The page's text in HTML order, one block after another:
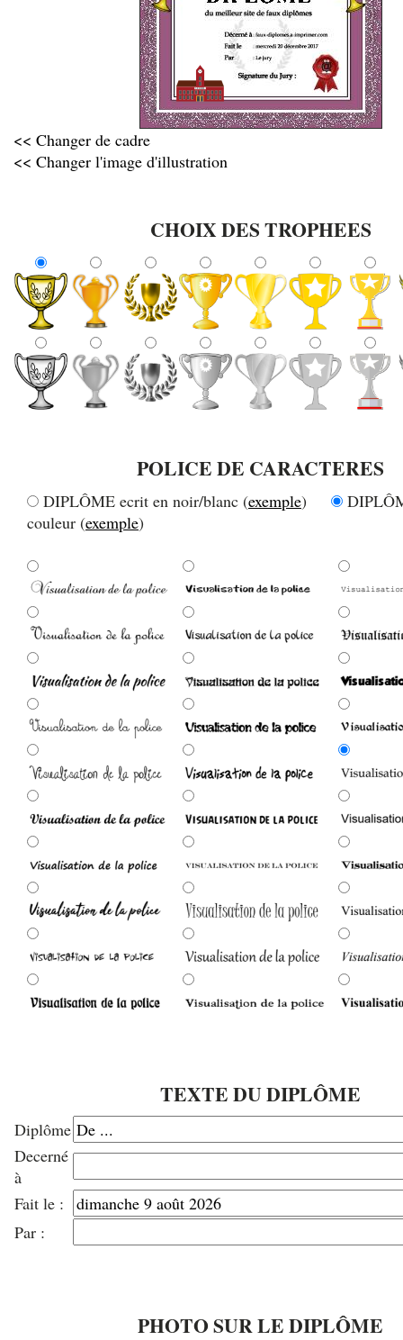
<< Changer de cadre
<< Changer l'image d'illustration
CHOIX DES TROPHEES
POLICE DE CARACTERES
DIPLÔME ecrit en noir/blanc (exemple)
couleur (exemple)
TEXTE DU DIPLÔME
Diplôme
Decerné
à
Fait le :
Par :
PHOTO SUR LE DIPLÔME